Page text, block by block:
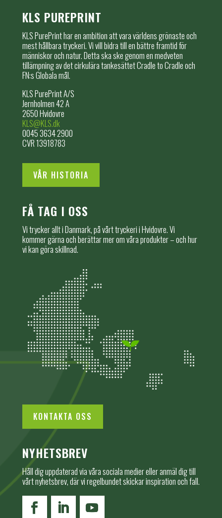
KLS PUREPRINT
KLS PurePrint har en ambition att vara världens grönaste och
mest hållbara tryckeri. Vi vill bidra till en bättre framtid för
människor och natur. Detta ska ske genom en medveten
tillämpning av det cirkulära tankesättet Cradle to Cradle och
FN:s Globala mål.
KLS PurePrint A/S
Jernholmen 42 A
2650 Hvidovre
KLS@KLS.dk
0045 3634 2900
CVR 13918783
VÅR HISTORIA
FÅ TAG I OSS
Vi trycker allt i Danmark, på vårt tryckeri i Hvidovre. Vi
kommer gärna och berättar mer om våra produkter – och hur
vi kan göra skillnad.
KONTAKTA OSS
NYHETSBREV
Håll dig uppdaterad via våra sociala medier eller anmäl dig till
vårt nyhetsbrev, där vi regelbundet skickar inspiration och fall.